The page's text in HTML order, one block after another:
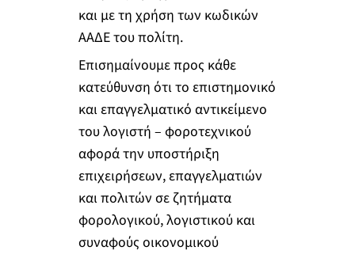
και με τη χρήση των κωδικών
ΑΑΔΕ του πολίτη.
Επισημαίνουμε προς κάθε
κατεύθυνση ότι το επιστημονικό
και επαγγελματικό αντικείμενο
του λογιστή – φοροτεχνικού
αφορά την υποστήριξη
επιχειρήσεων, επαγγελματιών
και πολιτών σε ζητήματα
φορολογικού, λογιστικού και
συναφούς οικονομικού